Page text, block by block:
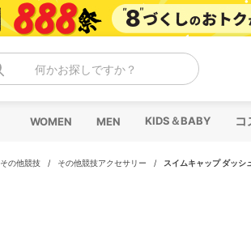
何かお探しですか？
WOMEN MEN KIDS＆BABY コ
その他競技 / その他競技アクセサリー / スイムキャップ ダッシ